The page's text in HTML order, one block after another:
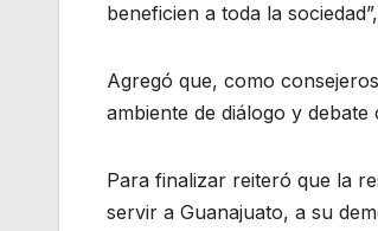
beneficien a toda la
Agregó que, como
ambiente de diálogo y
Para finalizar reiteró que la
servir a Guanajuato, a su